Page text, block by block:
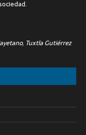
Tuxtla Gutiérrez